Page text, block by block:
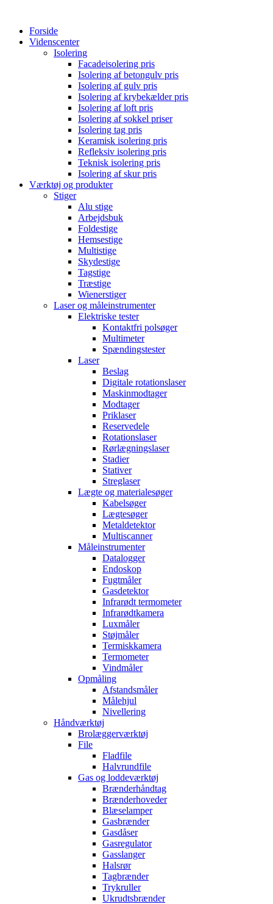
Forside
Videnscenter
Isolering
Facadeisolering pris
Isolering af betongulv pris
Isolering af gulv pris
Isolering af krybekælder pris
Isolering af loft pris
Isolering af sokkel priser
Isolering tag pris
Keramisk isolering pris
Refleksiv isolering pris
Teknisk isolering pris
Isolering af skur pris
Værktøj og produkter
Stiger
Alu stige
Arbejdsbuk
Foldestige
Hemsestige
Multistige
Skydestige
Tagstige
Træstige
Wienerstiger
Laser og måleinstrumenter
Elektriske tester
Kontaktfri polsøger
Multimeter
Spændingstester
Laser
Beslag
Digitale rotationslaser
Maskinmodtager
Modtager
Priklaser
Reservedele
Rotationslaser
Rørlægningslaser
Stadier
Stativer
Streglaser
Lægte og materialesøger
Kabelsøger
Lægtesøger
Metaldetektor
Multiscanner
Måleinstrumenter
Datalogger
Endoskop
Fugtmåler
Gasdetektor
Infrarødt termometer
Infrarødtkamera
Luxmåler
Støjmåler
Termiskkamera
Termometer
Vindmåler
Opmåling
Afstandsmåler
Målehjul
Nivellering
Håndværktøj
Brolæggerværktøj
File
Fladfile
Halvrundfile
Gas og loddeværktøj
Brænderhåndtag
Brænderhoveder
Blæselamper
Gasbrænder
Gasdåser
Gasregulator
Gasslanger
Halsrør
Tagbrænder
Trykruller
Ukrudtsbrænder